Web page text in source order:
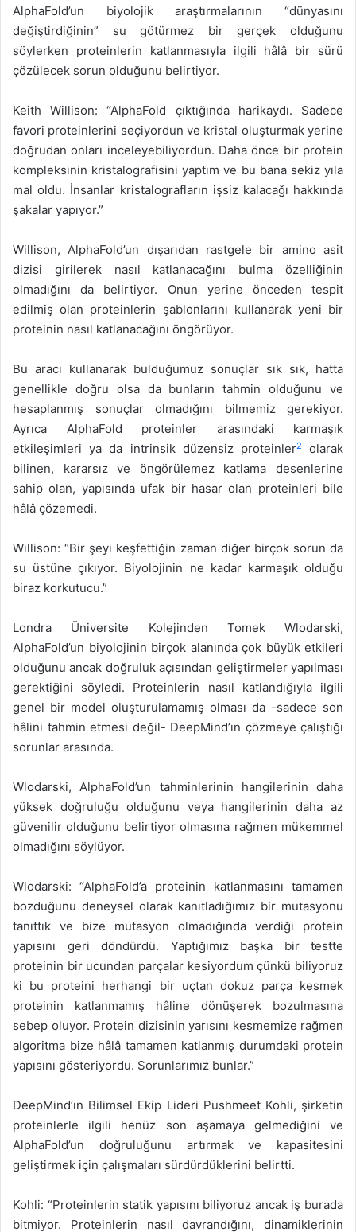
AlphaFold’un biyolojik araştırmalarının “dünyasını
değiştirdiğinin” su götürmez bir gerçek olduğunu
söylerken proteinlerin katlanmasıyla ilgili hâlâ bir sürü
çözülecek sorun olduğunu belirtiyor.
Keith Willison: “AlphaFold çıktığında harikaydı. Sadece
favori proteinlerini seçiyordun ve kristal oluşturmak yerine
doğrudan onları inceleyebiliyordun. Daha önce bir protein
kompleksinin kristalografisini yaptım ve bu bana sekiz yıla
mal oldu. İnsanlar kristalografların işsiz kalacağı hakkında
şakalar yapıyor.”
Willison, AlphaFold’un dışarıdan rastgele bir amino asit
dizisi girilerek nasıl katlanacağını bulma özelliğinin
olmadığını da belirtiyor. Onun yerine önceden tespit
edilmiş olan proteinlerin şablonlarını kullanarak yeni bir
proteinin nasıl katlanacağını öngörüyor.
Bu aracı kullanarak bulduğumuz sonuçlar sık sık, hatta
genellikle doğru olsa da bunların tahmin olduğunu ve
hesaplanmış sonuçlar olmadığını bilmemiz gerekiyor.
Ayrıca AlphaFold proteinler arasındaki karmaşık
etkileşimleri ya da intrinsik düzensiz proteinler2
olarak
bilinen, kararsız ve öngörülemez katlama desenlerine
sahip olan, yapısında ufak bir hasar olan proteinleri bile
hâlâ çözemedi.
Willison: “Bir şeyi keşfettiğin zaman diğer birçok sorun da
su üstüne çıkıyor. Biyolojinin ne kadar karmaşık olduğu
biraz korkutucu.”
Londra Üniversite Kolejinden Tomek Wlodarski,
AlphaFold’un biyolojinin birçok alanında çok büyük etkileri
olduğunu ancak doğruluk açısından geliştirmeler yapılması
gerektiğini söyledi. Proteinlerin nasıl katlandığıyla ilgili
genel bir model oluşturulamamış olması da -sadece son
hâlini tahmin etmesi değil- DeepMind’ın çözmeye çalıştığı
sorunlar arasında.
Wlodarski, AlphaFold’un tahminlerinin hangilerinin daha
yüksek doğruluğu olduğunu veya hangilerinin daha az
güvenilir olduğunu belirtiyor olmasına rağmen mükemmel
olmadığını söylüyor.
Wlodarski: “AlphaFold’a proteinin katlanmasını tamamen
bozduğunu deneysel olarak kanıtladığımız bir mutasyonu
tanıttık ve bize mutasyon olmadığında verdiği protein
yapısını geri döndürdü. Yaptığımız başka bir testte
proteinin bir ucundan parçalar kesiyordum çünkü biliyoruz
ki bu proteini herhangi bir uçtan dokuz parça kesmek
proteinin katlanmamış hâline dönüşerek bozulmasına
sebep oluyor. Protein dizisinin yarısını kesmemize rağmen
algoritma bize hâlâ tamamen katlanmış durumdaki protein
yapısını gösteriyordu. Sorunlarımız bunlar.”
DeepMind’ın Bilimsel Ekip Lideri Pushmeet Kohli, şirketin
proteinlerle ilgili henüz son aşamaya gelmediğini ve
AlphaFold’un doğruluğunu artırmak ve kapasitesini
geliştirmek için çalışmaları sürdürdüklerini belirtti.
Kohli: “Proteinlerin statik yapısını biliyoruz ancak iş burada
bitmiyor. Proteinlerin nasıl davrandığını, dinamiklerinin